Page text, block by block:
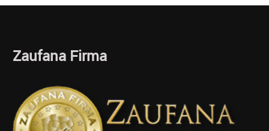
Zaufana Firma